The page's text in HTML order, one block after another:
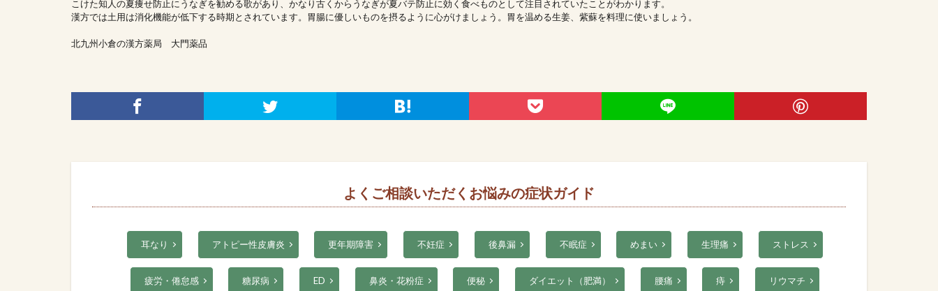
こけた知人の夏痩せ防止にうなぎを勧める歌があり、かなり古くからうなぎが夏バテ防止に効く食べものとして注目されていたことがわかります。
漢方では土用は消化機能が低下する時期とされています。胃腸に優しいものを摂るように心がけましょう。胃を温める生姜、紫蘇を料理に使いましょう。
北九州小倉の漢方薬局 大門薬品
よくご相談いただくお悩みの症状ガイド
耳なり アトピー性皮膚炎 更年期障害 不妊症 後鼻漏 不眠症 めまい 生理痛 ストレス
疲労・倦怠感 糖尿病 ED 鼻炎・花粉症 便秘 ダイエット（肥満） 腰痛 痔 リウマチ